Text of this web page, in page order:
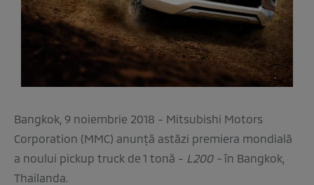
Bangkok, 9 noiembrie 2018 - Mitsubishi Motors
Corporation (MMC) anunţă astăzi premiera mondială
a noului pickup truck de 1 tonă - L200 -în Bangkok,
Thailanda.